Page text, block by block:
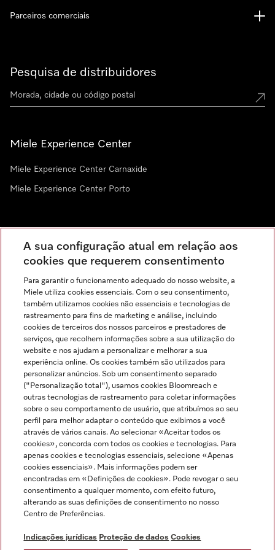
Pesquisa de distribuidores
Miele Experience Center
Miele Experience Center Carnaxide
Miele Experience Center Porto
Parceiros comerciais
Indicações jurídicas
Condições gerais
Proteção de dados
Condições de utilização
Canal de Ética
Formulário de livre resolução
Miele no Instagram
Miele no Facebook
Miele no Youtube
A sua configuração atual em relação aos
cookies que requerem consentimento
Para garantir o funcionamento adequado do nosso website, a
Miele utiliza cookies essenciais. Com o seu consentimento,
também utilizamos cookies não essenciais e tecnologias de
rastreamento para fins de marketing e análise, incluindo
cookies de terceiros dos nossos parceiros e prestadores de
serviços, que recolhem informações sobre a sua utilização do
website e nos ajudam a personalizar e melhorar a sua
experiência online. Os cookies também são utilizados para
personalizar anúncios. Sob um consentimento separado
("Personalização total"), usamos cookies Bloomreach e
outras tecnologias de rastreamento para coletar informações
sobre o seu comportamento de usuário, que atribuímos ao seu
perfil para melhor adaptar o conteúdo que exibimos a você
através de vários canais. Ao selecionar «Aceitar todos os
cookies», concorda com todos os cookies e tecnologias. Para
apenas cookies e tecnologias essenciais, selecione «Apenas
cookies essenciais». Mais informações podem ser
encontradas em «Definições de cookies». Pode revogar o seu
consentimento a qualquer momento, com efeito futuro,
alterando as suas definições de consentimento no nosso
Centro de Preferências.
Indicações jurídicas Proteção de dados Cookies